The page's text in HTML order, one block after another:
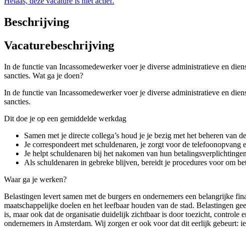
Beschrijving
Vacaturebeschrijving
In de functie van Incassomedewerker voer je diverse administratieve en
sancties. Wat ga je doen?
In de functie van Incassomedewerker voer je diverse administratieve en
sancties.
Dit doe je op een gemiddelde werkdag
Samen met je directe collega’s houd je je bezig met het beheren van
Je correspondeert met schuldenaren, je zorgt voor de
Je helpt schuldenaren bij het nakomen van hun
Als schuldenaren in gebreke blijven, bereidt je procedures voor om
Waar ga je werken?
Belastingen levert samen met de burgers en ondernemers een belangrijke
maatschappelijke doelen en het leefbaar houden van de stad. Belastingen
is, maar ook dat de organisatie duidelijk zichtbaar is door toezicht,
ondernemers in Amsterdam. Wij zorgen er ook voor dat dit eerlijk gebeurt: